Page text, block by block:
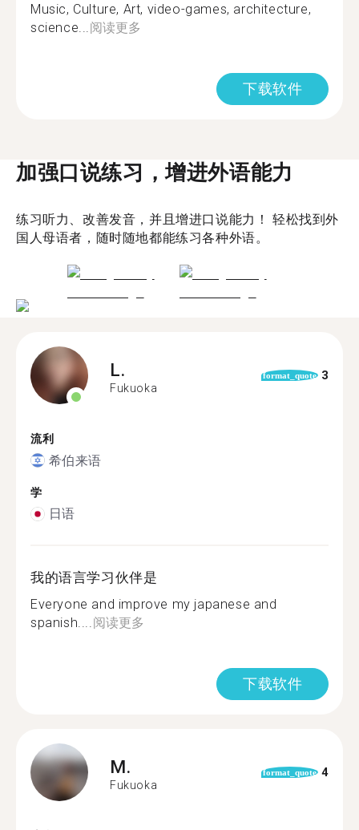
Music, Culture, Art, video-games, architecture,
science... 阅读更多
下载软件
加强口说练习，增进外语能力
练习听力、改善发音，并且增进口说能力！ 轻松找到外
国人母语者，随时随地都能练习各种外语。
L.
Fukuoka
format_quote 3
流利
希伯来语
学
日语
我的语言学习伙伴是
Everyone and improve my japanese and
spanish....阅读更多
下载软件
M.
Fukuoka
format_quote 4